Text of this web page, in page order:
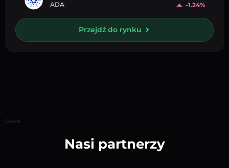
ADA
-1.24%
Przejdź do rynku
Główna
Nasi partnerzy